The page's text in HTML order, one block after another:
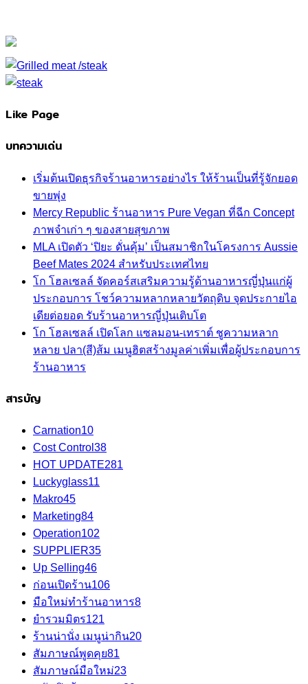
Like Page
บทความเด่น
เริ่มต้นเปิดธุรกิจร้านอาหารอย่างไร ให้ร้านเป็นที่รู้จักยอด
ขายพุ่ง
Mercy Republic ร้านอาหาร Pure Vegan ที่ฉีก Concept
ภาพจำเก่า ๆ ของสายสุขภาพ
MLA เปิดตัว ‘ปิยะ ดั่นคุ้ม’ เป็นสมาชิกในโครงการ Aussie
Beef Mates 2024 สำหรับประเทศไทย
โก โฮลเซลล์ จัดคอร์สเสริมความรู้ด้านอาหารญี่ปุ่นแก่ผู้
ประกอบการ โชว์ความหลากหลายวัตถุดิบ จุดประกายไอ
เดียต่อยอด รับร้านอาหารญี่ปุ่นเติบโต
โก โฮลเซลล์ เปิดโลก แซลมอน-เทราต์ ชูความหลาก
หลาย ปลา(สี)ส้ม เมนูฮิตสร้างมูลค่าเพิ่มเพื่อผู้ประกอบการ
ร้านอาหาร
สารบัญ
Carnation10
Cost Control 38
HOT UPDATE281
Luckyglass11
Makro45
Marketing84
Operation102
SUPPLIER35
Up Selling46
ก่อนเปิดร้าน106
มือใหม่ทำร้านอาหาร8
ยำรวมมิตร121
ร้านน่านั่ง เมนูน่ากิน20
สัมภาษณ์พูดคุย81
สัมภาษณ์มือใหม่23